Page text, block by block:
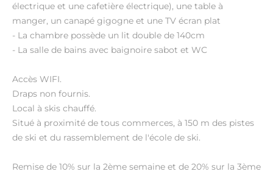
électrique et une cafetière électrique), une table à
manger, un canapé gigogne et une TV écran plat
- La chambre possède un lit double de 140cm
- La salle de bains avec baignoire sabot et WC
Accès WIFI.
Draps non fournis.
Local à skis chauffé.
Situé à proximité de tous commerces, à 150 m des pistes
de ski et du rassemblement de l'école de ski.
Remise de 10% sur la 2ème semaine et de 20% sur la 3ème